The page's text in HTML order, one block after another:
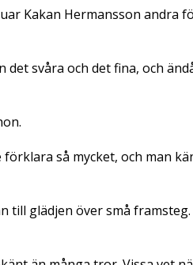
Kakan Hermansson andra
svåra och det fina, och
så mycket, och man
glädjen över små